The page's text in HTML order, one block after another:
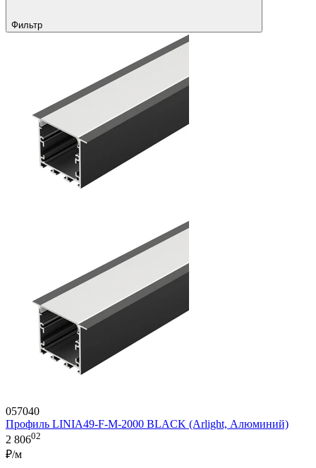
Фильтр
057040
Профиль LINIA49-F-M-2000 BLACK (Arlight, Алюминий)
2 80602
₽/м